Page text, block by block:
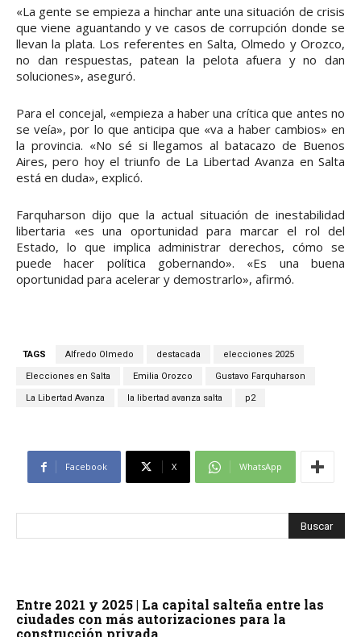
«La gente se empieza a hinchar ante una situación de crisis
que viene aguantando y ve casos de corrupción donde se
llevan la plata. Los referentes en Salta, Olmedo y Orozco,
no dan respuestas, patean la pelota afuera y no dan
soluciones», aseguró.
Para el concejal, «empieza a haber una crítica que antes no
se veía», por lo que anticipa que «va a haber cambios» en
la provincia. «No sé si llegamos al batacazo de Buenos
Aires, pero hoy el triunfo de La Libertad Avanza en Salta
está en duda», explicó.
Farquharson dijo que la actual situación de inestabilidad
libertaria «es una oportunidad para marcar el rol del
Estado, lo que implica administrar derechos, cómo se
puede hacer política gobernando». «Es una buena
oportunidad para acelerar y demostrarlo», afirmó.
TAGS Alfredo Olmedo destacada elecciones 2025
Elecciones en Salta Emilia Orozco Gustavo Farquharson
La Libertad Avanza la libertad avanza salta p2
Facebook X WhatsApp
Entre 2021 y 2025 | La capital salteña entre las
ciudades con más autorizaciones para la
construcción privada